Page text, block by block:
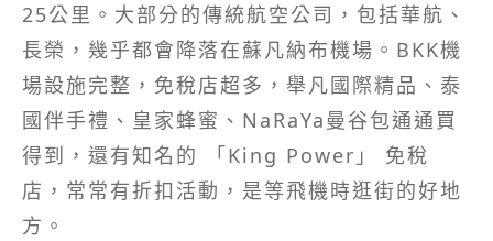
25公里。大部分的傳統航空公司，包括華航、
長榮，幾乎都會降落在蘇凡納布機場。BKK機
場設施完整，免稅店超多，舉凡國際精品、泰
國伴手禮、皇家蜂蜜、NaRaYa曼谷包通通買
得到，還有知名的 「King Power」 免稅
店，常常有折扣活動，是等飛機時逛街的好地
方。